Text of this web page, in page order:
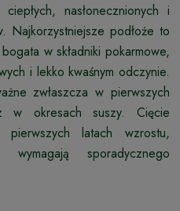
nasłonecznionych i
Najkorzystniejsze podłoże to
w składniki pokarmowe,
i lekko kwaśnym odczynie.
zwłaszcza w pierwszych
w okresach suszy. Cięcie
latach wzrostu,
sporadycznego